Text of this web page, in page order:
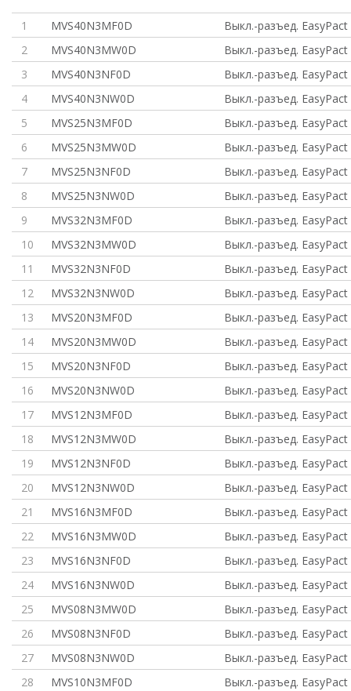
1 MVS40N3MF0D
Выкл.-разъед. EasyPact
2
MVS40N3MW0D
Выкл.-разъед. EasyPact
3
MVS40N3NF0D
Выкл.-разъед. EasyPact
4
MVS40N3NW0D
Выкл.-разъед. EasyPact
5
MVS25N3MF0D
Выкл.-разъед. EasyPact
6
MVS25N3MW0D
Выкл.-разъед. EasyPact
7
MVS25N3NF0D
Выкл.-разъед. EasyPact
8
MVS25N3NW0D
Выкл.-разъед. EasyPact
9
MVS32N3MF0D
Выкл.-разъед. EasyPact
10
MVS32N3MW0D
Выкл.-разъед. EasyPact
11
MVS32N3NF0D
Выкл.-разъед. EasyPact
12
MVS32N3NW0D
Выкл.-разъед. EasyPact
13
MVS20N3MF0D
Выкл.-разъед. EasyPact
14
MVS20N3MW0D
Выкл.-разъед. EasyPact
15
MVS20N3NF0D
Выкл.-разъед. EasyPact
16
MVS20N3NW0D
Выкл.-разъед. EasyPact
17
MVS12N3MF0D
Выкл.-разъед. EasyPact
18
MVS12N3MW0D
Выкл.-разъед. EasyPact
19
MVS12N3NF0D
Выкл.-разъед. EasyPact
20
MVS12N3NW0D
Выкл.-разъед. EasyPact
21
MVS16N3MF0D
Выкл.-разъед. EasyPact
22
MVS16N3MW0D
Выкл.-разъед. EasyPact
23
MVS16N3NF0D
Выкл.-разъед. EasyPact
24
MVS16N3NW0D
Выкл.-разъед. EasyPact
25
MVS08N3MW0D
Выкл.-разъед. EasyPact
26
MVS08N3NF0D
Выкл.-разъед. EasyPact
27
MVS08N3NW0D
Выкл.-разъед. EasyPact
28
MVS10N3MF0D
Выкл.-разъед. EasyPact